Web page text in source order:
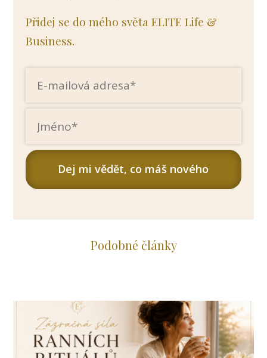
Přidej se do mého světa ELITE Life &
Business.
Dej mi vědět, co máš nového
Podobné články